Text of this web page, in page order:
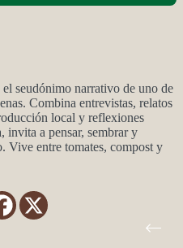
seudónimo narrativo de uno de
Combina entrevistas, relatos
local y reflexiones
invita a pensar, sembrar y
Vive entre tomates, compost y